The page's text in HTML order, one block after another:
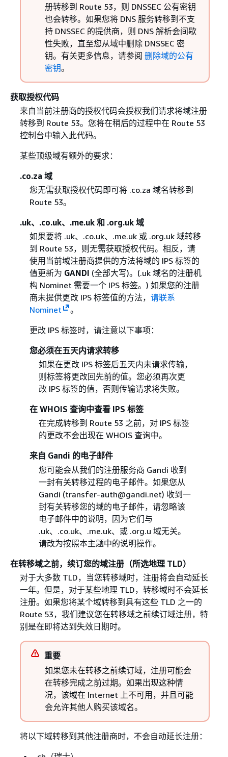
册转移到 Route 53，则 DNSSEC 公有密钥
也会转移。如果您将 DNS 服务转移到不支
持 DNSSEC 的提供商，则 DNS 解析会间歇
性失败，直至您从域中删除 DNSSEC 密
钥。有关更多信息，请参阅 删除域的公有
密钥。
获取授权代码
来自当前注册商的授权代码会授权我们请求将域注册
转移到 Route 53。您将在稍后的过程中在 Route 53
控制台中输入此代码。
某些顶级域有额外的要求：
.co.za 域
您无需获取授权代码即可将 .co.za 域名转移到
Route 53。
.uk、.co.uk、.me.uk 和 .org.uk 域
如果要将 .uk、.co.uk、.me.uk 或 .org.uk 域转移
到 Route 53，则无需获取授权代码。相反，请
使用当前域注册商提供的方法将域的 IPS 标签的
值更新为 GANDI (全部大写)。(.uk 域名的注册机
构 Nominet 需要一个 IPS 标签。) 如果您的注册
商未提供更改 IPS 标签值的方法， 请联系
Nominet
。
更改 IPS 标签时，请注意以下事项：
您必须在五天内请求转移
如果在更改 IPS 标签后五天内未请求传输，
则标签将更改回先前的值。您必须再次更
改 IPS 标签的值，否则传输请求将失败。
在 WHOIS 查询中查看 IPS 标签
在完成转移到 Route 53 之前，对 IPS 标签
的更改不会出现在 WHOIS 查询中。
来自 Gandi 的电子邮件
您可能会从我们的注册服务商 Gandi 收到
一封有关转移过程的电子邮件。如果您从
Gandi (transfer-auth@gandi.net) 收到一
封有关转移您的域的电子邮件，请忽略该
电子邮件中的说明，因为它们与
.uk、.co.uk、.me.uk、或 .org.u 域无关。
请改为按照本主题中的说明操作。
在转移域之前，续订您的域注册（所选地理 TLD）
对于大多数 TLD，当您转移域时，注册将会自动延长
一年。但是，对于某些地理 TLD，转移域时不会延长
注册。如果您将某个域转移到具有这些 TLD 之一的
Route 53，我们建议您在转移域之前续订域注册，特
别是在即将达到失效日期时。
重要
如果您未在转移之前续订域，注册可能会
在转移完成之前过期。如果出现这种情
况，该域在 Internet 上不可用，并且可能
会允许其他人购买该域名。
将以下域转移到其他注册商时，不会自动延长注册：